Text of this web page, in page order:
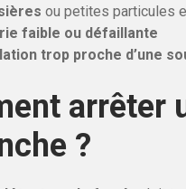
ou petites particules
faible ou défaillante
trop proche d’une
arrêter
?